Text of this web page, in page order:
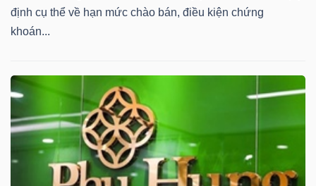
định cụ thể về hạn mức chào bán, điều kiện chứng
khoán...
THÔNG